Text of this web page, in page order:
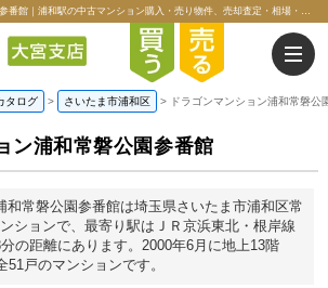
ドラゴンマンション浦和常磐公園参番館｜浦和駅の中古マンション購入・売り物件、売却査定・相場・売却価格情報｜埼玉県さいたま市浦和区常盤1丁目のマンション情報｜ララハウス株式会社大宮支店
タログ > さいたま市浦和区 > ドラゴンマンション浦和常磐公
ン浦和常磐公園参番館
和常磐公園参番館は埼玉県さいたま市浦和区常
ションで、最寄り駅はＪＲ京浜東北・根岸線
の距離にあります。2000年6月に地上13階
戸のマンションです。